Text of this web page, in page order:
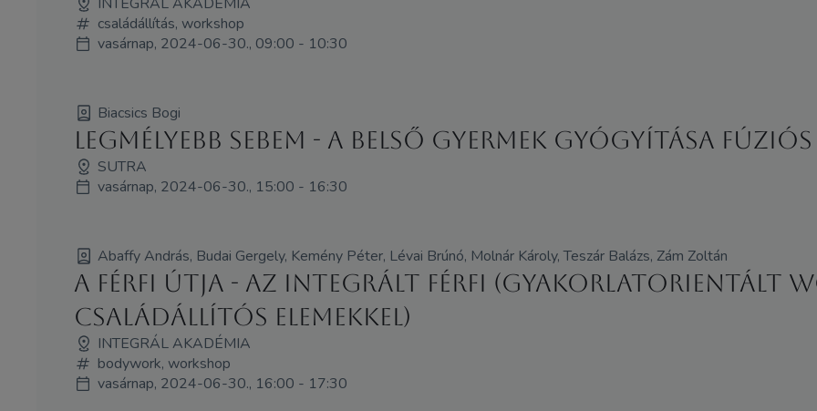
családállítás, workshop
vasárnap, 2024-06-30., 09:00 - 10:30
Biacsics Bogi
Legmélyebb sebem - a belső gyermek gyógyítása
SUTRA
vasárnap, 2024-06-30., 15:00 - 16:30
Abaffy András, Budai Gergely, Kemény Péter, Lévai Brúnó, Molnár Károly, Teszár Balázs, Zám Zoltán
A Férfi Útja - Az Integrált Férfi (Gyakorlatorientált
családállítós elemekkel)
INTEGRÁL AKADÉMIA
bodywork, workshop
vasárnap, 2024-06-30., 16:00 - 17:30